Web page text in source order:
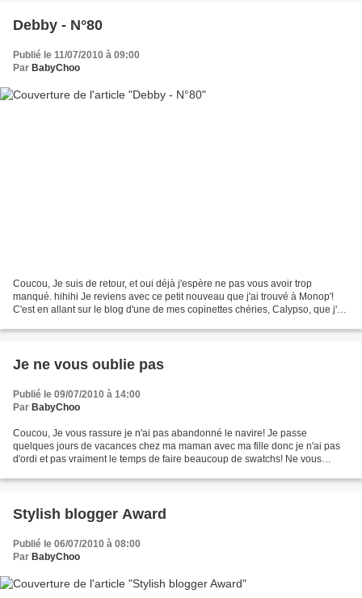
Debby - N°80
Publié le 11/07/2010 à 09:00
Par BabyChoo
Coucou, Je suis de retour, et oui déjà j'espère ne pas vous avoir trop
manqué. hihihi Je reviens avec ce petit nouveau que j'ai trouvé à Monop'!
C'est en allant sur le blog d'une de mes copinettes chéries, Calypso, que j'ai
Je ne vous oublie pas
Publié le 09/07/2010 à 14:00
Par BabyChoo
Coucou, Je vous rassure je n'ai pas abandonné le navire! Je passe
quelques jours de vacances chez ma maman avec ma fille donc je n'ai pas
d'ordi et pas vraiment le temps de faire beaucoup de swatchs! Ne vous
Stylish blogger Award
Publié le 06/07/2010 à 08:00
Par BabyChoo